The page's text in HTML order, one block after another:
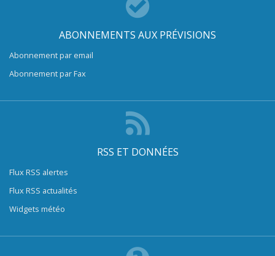
ABONNEMENTS AUX PRÉVISIONS
Abonnement par email
Abonnement par Fax
RSS ET DONNÉES
Flux RSS alertes
Flux RSS actualités
Widgets météo